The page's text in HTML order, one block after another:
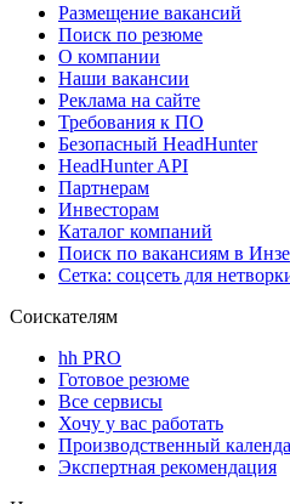
Размещение вакансий
Поиск по резюме
О компании
Наши вакансии
Реклама на сайте
Требования к ПО
Безопасный HeadHunter
HeadHunter API
Партнерам
Инвесторам
Каталог компаний
Поиск по вакансиям в
Сетка: соцсеть для
Соискателям
hh PRO
Готовое резюме
Все сервисы
Хочу у вас работать
Производственный
Экспертная рекомендация